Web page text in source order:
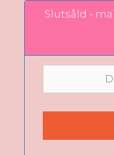
Slutsåld -